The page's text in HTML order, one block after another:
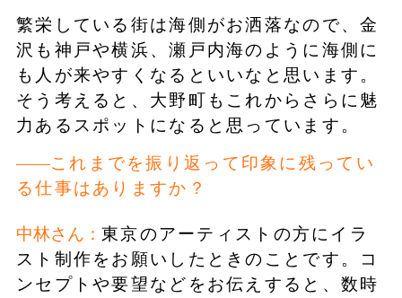
繁栄している街は海側がお洒落なので、金
沢も神戸や横浜、瀬戸内海のように海側に
も人が来やすくなるといいなと思います。
そう考えると、大野町もこれからさらに魅
力あるスポットになると思っています。
これまでを振り返って印象に残ってい
る仕事はありますか？
中林さん： 東京のアーティストの方にイラ
スト制作をお願いしたときのことです。コ
ンセプトや要望などをお伝えすると、数時